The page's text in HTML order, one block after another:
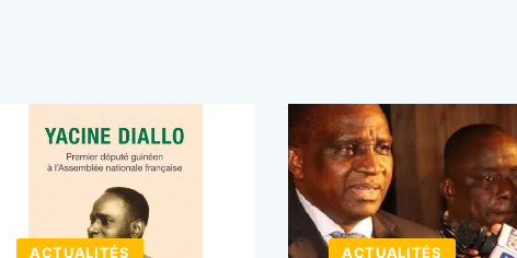
ACTUALITÉS ACTUALITÉS